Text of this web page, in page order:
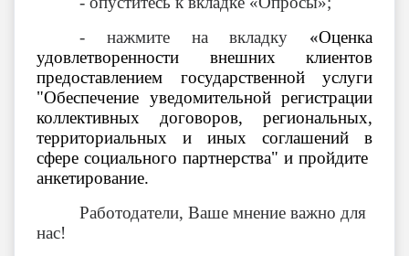
- нажмите на вкладку «Оценка
удовлетворенности внешних клиентов
предоставлением государственной услуги
"Обеспечение уведомительной регистрации
коллективных договоров, региональных,
территориальных и иных соглашений в
сфере социального партнерства" и пройдите
анкетирование.
Работодатели, Ваше мнение важно для
нас!